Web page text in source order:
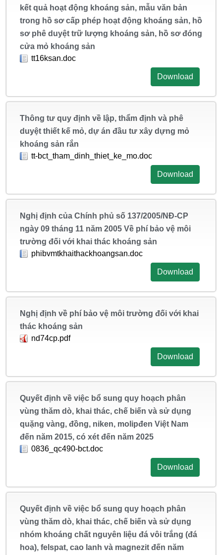
kết quả hoạt động khoáng sản, mẫu văn bản
trong hồ sơ cấp phép hoạt động khoáng sản, hồ
sơ phê duyệt trữ lượng khoáng sản, hồ sơ đóng
cửa mỏ khoáng sản
tt16ksan.doc
Download
Thông tư quy định về lập, thẩm định và phê
duyệt thiết kế mỏ, dự án đầu tư xây dựng mỏ
khoáng sản rắn
tt-bct_tham_dinh_thiet_ke_mo.doc
Download
Nghị định của Chính phủ số 137/2005/NĐ-CP
ngày 09 tháng 11 năm 2005 Về phí bảo vệ môi
trường đối với khai thác khoáng sản
phibvmtkhaithackhoangsan.doc
Download
Nghị định về phí bảo vệ môi trường đối với khai
thác khoáng sản
nd74cp.pdf
Download
Quyết định về việc bổ sung quy hoạch phân
vùng thăm dò, khai thác, chế biến và sử dụng
quặng vàng, đồng, niken, molipđen Việt Nam
đến năm 2015, có xét đến năm 2025
0836_qc490-bct.doc
Download
Quyết định về việc bổ sung quy hoạch phân
vùng thăm dò, khai thác, chế biến và sử dụng
nhóm khoáng chất nguyên liệu đá vôi trắng (đá
hoa), felspat, cao lanh và magnezit đến năm